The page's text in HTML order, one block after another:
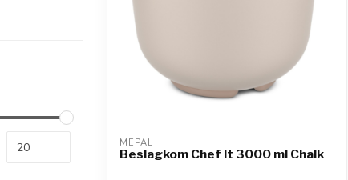
MEPAL
Beslagkom Chef It 3000 ml Chalk